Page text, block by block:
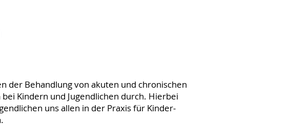
der Behandlung von akuten und chronischen
Kindern und Jugendlichen durch. Hierbei
uns allen in der Praxis für Kinder-